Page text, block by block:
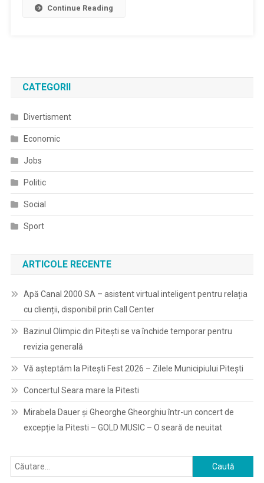
Deschise
Continue Reading
CATEGORII
Divertisment
Economic
Jobs
Politic
Social
Sport
ARTICOLE RECENTE
Apă Canal 2000 SA – asistent virtual inteligent pentru relația
cu clienții, disponibil prin Call Center
Bazinul Olimpic din Pitești se va închide temporar pentru
revizia generală
Vă așteptăm la Pitești Fest 2026 – Zilele Municipiului Pitești
Concertul Seara mare la Pitesti
Mirabela Dauer și Gheorghe Gheorghiu într-un concert de
excepție la Pitesti – GOLD MUSIC – O seară de neuitat
Caută
după: